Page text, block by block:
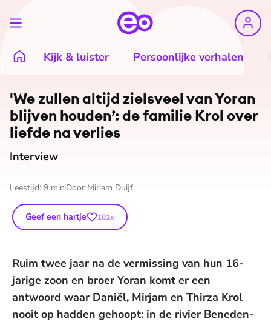
Kijk & luister Persoonlijke verhalen
©Familie Krol
'We zullen altijd zielsveel van Yoran
blijven houden’: de familie Krol over
liefde na verlies
Interview
Leestijd: 9 min Door Miriam Duijf
Geef een hartje 101x
Ruim twee jaar na de vermissing van hun 16-
jarige zoon en broer Yoran komt er een
antwoord waar Daniël, Mirjam en Thirza Krol
nooit op hadden gehoopt: in de rivier Beneden-